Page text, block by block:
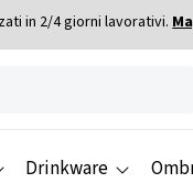
in 2/4 giorni lavorativi.
Drinkware